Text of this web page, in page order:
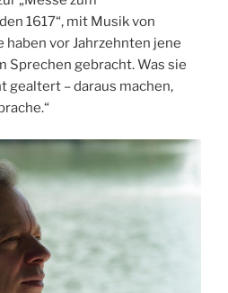
1617“, mit Musik von
haben vor Jahrzehnten jene
Sprechen gebracht. Was sie
gealtert – daraus machen,